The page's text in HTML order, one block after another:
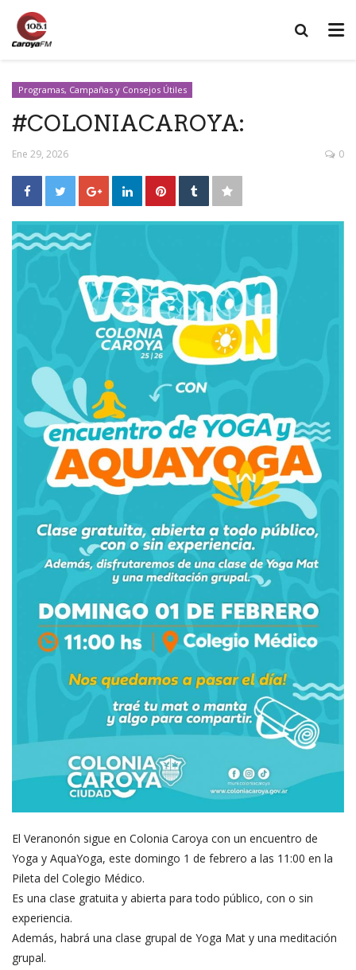
Programas, Campañas y Consejos Útiles
#COLONIACAROYA:
Ene 29, 2026 0
El Veranonón sigue en Colonia Caroya con un encuentro de
Yoga y AquaYoga, este domingo 1 de febrero a las 11:00 en la
Pileta del Colegio Médico.
Es una clase gratuita y abierta para todo público, con o sin
experiencia.
Además, habrá una clase grupal de Yoga Mat y una meditación
grupal.